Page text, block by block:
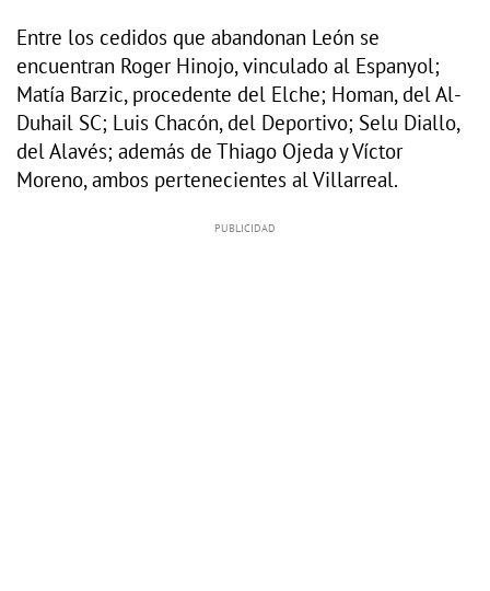
Entre los cedidos que abandonan León se
encuentran Roger Hinojo, vinculado al Espanyol;
Matía Barzic, procedente del Elche; Homan, del Al-
Duhail SC; Luis Chacón, del Deportivo; Selu Diallo,
del Alavés; además de Thiago Ojeda y Víctor
Moreno, ambos pertenecientes al Villarreal.